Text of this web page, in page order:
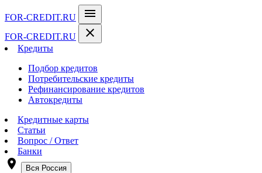
FOR-CREDIT.RU menu
FOR-CREDIT.RU close
Кредиты
Подбор кредитов
Потребительские кредиты
Рефинансирование кредитов
Автокредиты
Кредитные карты
Статьи
Вопрос / Ответ
Банки
room Вся Россия